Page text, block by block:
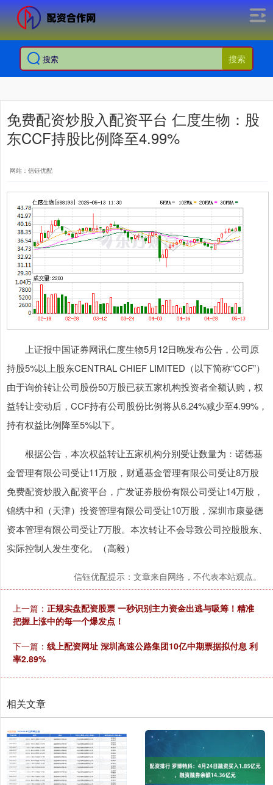
搜索
免费配资炒股入配资平台 仁度生物：股
东CCF持股比例降至4.99%
网站：信钰优配
上证报中国证券网讯仁度生物5月12日晚发布公告，公司原
持股5%以上股东CENTRAL CHIEF LIMITED（以下简称“CCF”）
由于询价转让公司股份50万股已获五家机构投资者全额认购，权
益转让变动后，CCF持有公司股份比例将从6.24%减少至4.99%，
持有权益比例降至5%以下。
根据公告，本次权益转让五家机构分别受让数量为：诺德基
金管理有限公司受让11万股，财通基金管理有限公司受让8万股
免费配资炒股入配资平台，广发证券股份有限公司受让14万股，
锦绣中和（天津）投资管理有限公司受让10万股，深圳市康曼德
资本管理有限公司受让7万股。本次转让不会导致公司控股股东、
实际控制人发生变化。（高毅）
信钰优配提示：文章来自网络，不代表本站观点。
上一篇： 正规实盘配资股票 一秒识别主力资金出逃与吸筹！精准
把握上涨中的每一个爆发点！
下一篇： 线上配资网址 深圳高速公路集团10亿中期票据拟付息 利
率2.89%
相关文章